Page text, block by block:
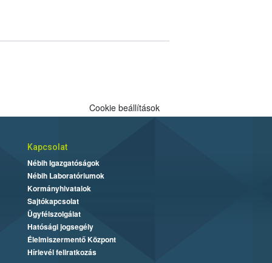
Cookie beállítások
Kapcsolat
Nébih Igazgatóságok
Nébih Laboratóriumok
Kormányhivatalok
Sajtókapcsolat
Ügyfélszolgálat
Hatósági jogsegély
Élelmiszermentő Központ
Hírlevél feliratkozás